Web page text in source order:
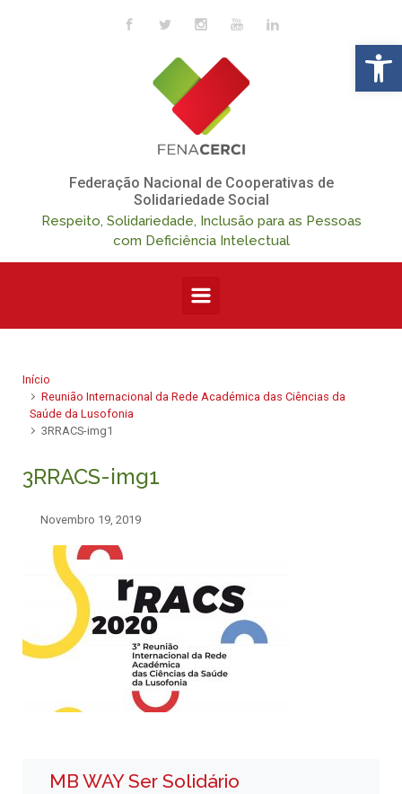
Skip to main content
Federação Nacional de Cooperativas de
Solidariedade Social
Respeito, Solidariedade, Inclusão para as Pessoas
com Deficiência Intelectual
Início
Reunião Internacional da Rede Académica das Ciências da
Saúde da Lusofonia
3RRACS-img1
3RRACS-img1
Novembro 19, 2019
MB WAY Ser Solidário